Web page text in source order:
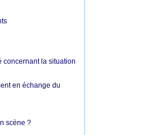
concernant la situation
en échange du
scène ?